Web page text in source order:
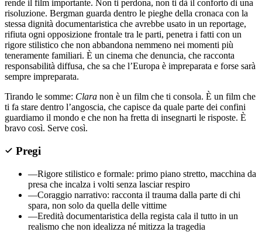
rende il film importante. Non ti perdona, non ti dà il conforto di una
risoluzione. Bergman guarda dentro le pieghe della cronaca con la
stessa dignità documentaristica che avrebbe usato in un reportage,
rifiuta ogni opposizione frontale tra le parti, penetra i fatti con un
rigore stilistico che non abbandona nemmeno nei momenti più
teneramente familiari. È un cinema che denuncia, che racconta
responsabilità diffusa, che sa che l’Europa è impreparata e forse sarà
sempre impreparata.
Tirando le somme: Clara non è un film che ti consola. È un film che
ti fa stare dentro l’angoscia, che capisce da quale parte dei confini
guardiamo il mondo e che non ha fretta di insegnarti le risposte. È
bravo così. Serve così.
Pregi
—Rigore stilistico e formale: primo piano stretto, macchina da
presa che incalza i volti senza lasciar respiro
—Coraggio narrativo: racconta il trauma dalla parte di chi
spara, non solo da quella delle vittime
—Eredità documentaristica della regista cala il tutto in un
realismo che non idealizza né mitizza la tragedia